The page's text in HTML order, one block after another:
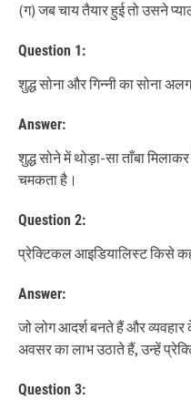
(ग) जब चाय तैयार हुई तो उसने
Question 1:
शुद्ध सोना और गिन्नी का सोना
Answer:
शुद्ध सोने में थोड़ा-सा ताँबा
चमकता है।
Question 2:
प्रेक्टिकल आइडियालिस्ट किसे
Answer:
जो लोग आदर्श बनते हैं और
अवसर का लाभ उठाते हैं, उन्हें
Question 3: